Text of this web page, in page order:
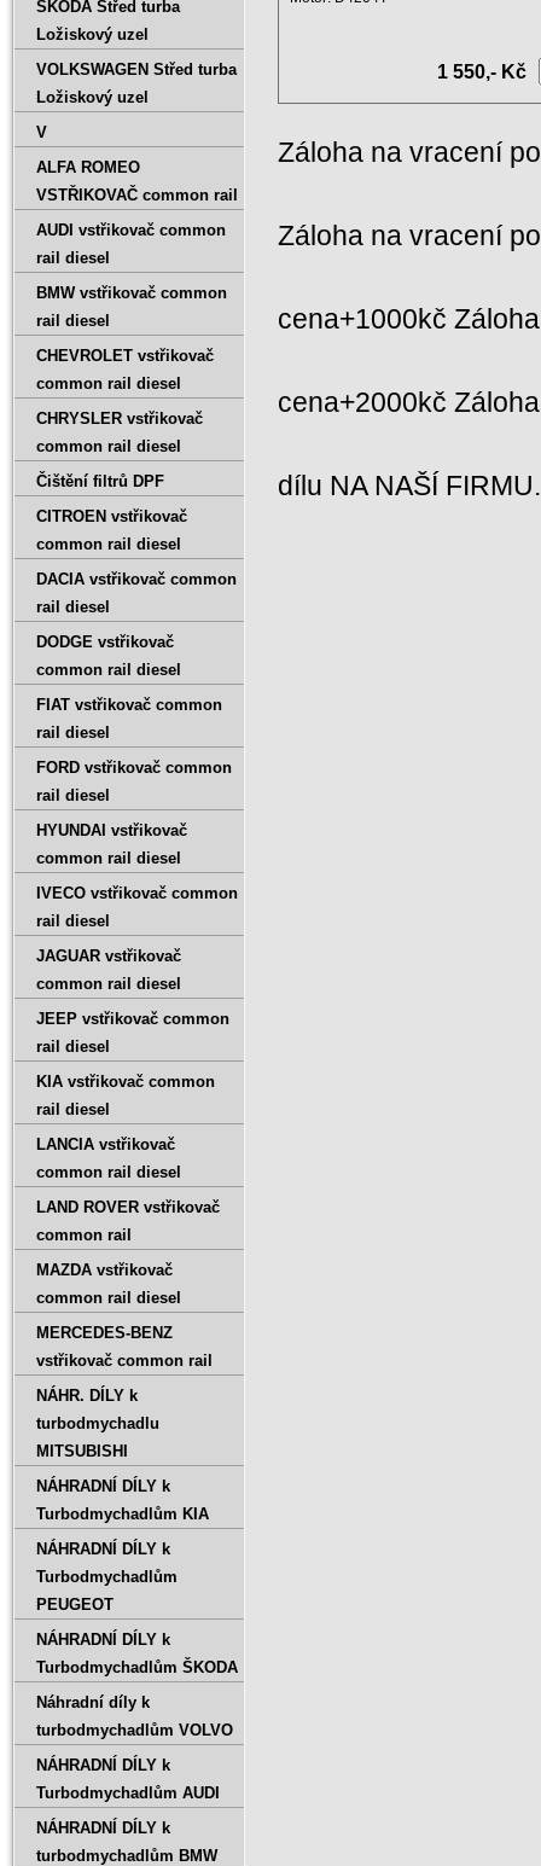
1 550,- Kč
Záloha na vracení
Záloha na vracení
cena+1000kč
cena+2000kč
dílu NA NAŠÍ
ŠKODA Střed turba
Ložiskový uzel
VOLKSWAGEN Střed turba
Ložiskový uzel
V
ALFA ROMEO
VSTŘIKOVAČ common rail
AUDI vstřikovač common
rail diesel
BMW vstřikovač common
rail diesel
CHEVROLET vstřikovač
common rail diesel
CHRYSLER vstřikovač
common rail diesel
Čištění filtrů DPF
CITROEN vstřikovač
common rail diesel
DACIA vstřikovač common
rail diesel
DODGE vstřikovač
common rail diesel
FIAT vstřikovač common
rail diesel
FORD vstřikovač common
rail diesel
HYUNDAI vstřikovač
common rail diesel
IVECO vstřikovač common
rail diesel
JAGUAR vstřikovač
common rail diesel
JEEP vstřikovač common
rail diesel
KIA vstřikovač common
rail diesel
LANCIA vstřikovač
common rail diesel
LAND ROVER vstřikovač
common rail
MAZDA vstřikovač
common rail diesel
MERCEDES-BENZ
vstřikovač common rail
NÁHR. DÍLY k
turbodmychadlu
MITSUBISHI
NÁHRADNÍ DÍLY k
Turbodmychadlům KIA
NÁHRADNÍ DÍLY k
Turbodmychadlům
PEUGEOT
NÁHRADNÍ DÍLY k
Turbodmychadlům ŠKODA
Náhradní díly k
turbodmychadlům VOLVO
NÁHRADNÍ DÍLY k
Turbodmychadlům AUDI
NÁHRADNÍ DÍLY k
turbodmychadlům BMW